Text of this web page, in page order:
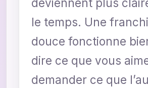
le temps. Une
douce fonctionne
dire ce que vous
demander ce que